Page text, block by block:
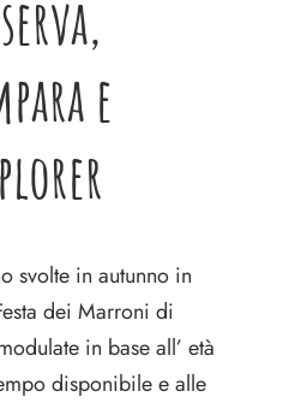
e
svolte in autunno in
dei Marroni di
in base all’ età
disponibile e alle